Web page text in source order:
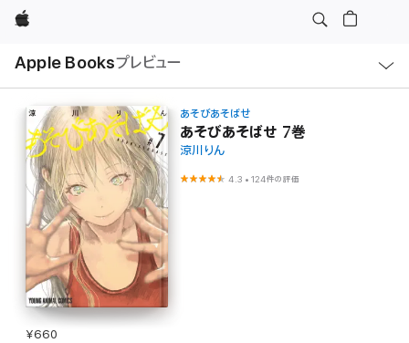
Apple
Apple Booksプレビュー
ル
あそびあそばせ
あそびあそばせ 7巻
涼川りん
4.3 •124件の評価
¥660